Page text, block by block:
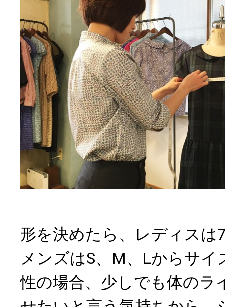
形を決めたら、レディスは
メンズはS、M、Lからサイ
性の場合、少しでも体のラ